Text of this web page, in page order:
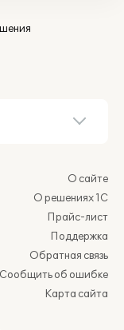
О сайте
О решениях 1С
Прайс-лист
Поддержка
Обратная связь
Сообщить об ошибке
Карта сайта